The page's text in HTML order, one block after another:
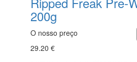
200g
O nosso preço
29.20 €